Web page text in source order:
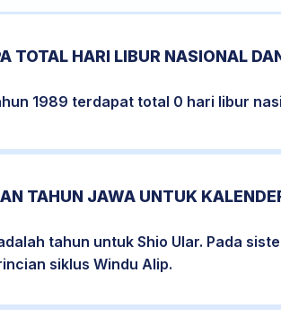
TOTAL HARI LIBUR NASIONAL
1989 terdapat total 0 hari libur
TAHUN JAWA UNTUK
tahun untuk Shio Ular. Pada
siklus Windu Alip.